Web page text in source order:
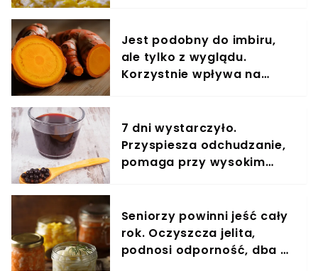
Jest podobny do imbiru,
ale tylko z wyglądu.
Korzystnie wpływa na
7 dni wystarczyło.
Przyspiesza odchudzanie,
pomaga przy wysokim
Seniorzy powinni jeść cały
rok. Oczyszcza jelita,
podnosi odporność, dba o